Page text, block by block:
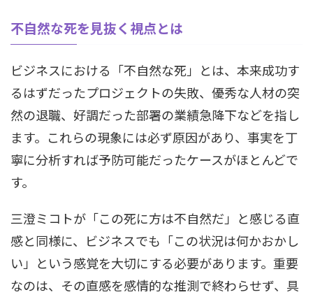
不自然な死を見抜く視点とは
ビジネスにおける「不自然な死」とは、本来成功す
るはずだったプロジェクトの失敗、優秀な人材の突
然の退職、好調だった部署の業績急降下などを指し
ます。これらの現象には必ず原因があり、事実を丁
寧に分析すれば予防可能だったケースがほとんどで
す。
三澄ミコトが「この死に方は不自然だ」と感じる直
感と同様に、ビジネスでも「この状況は何かおかし
い」という感覚を大切にする必要があります。重要
なのは、その直感を感情的な推測で終わらせず、具